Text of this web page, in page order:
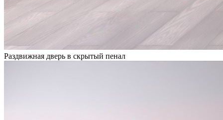
Раздвижная дверь в скрытый пенал